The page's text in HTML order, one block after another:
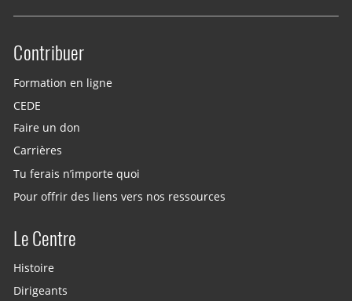
Site menu
Contribuer
Formation en ligne
CEDE
Faire un don
Carrières
Tu ferais n’importe quoi
Pour offrir des liens vers nos ressources
Le Centre
Histoire
Dirigeants